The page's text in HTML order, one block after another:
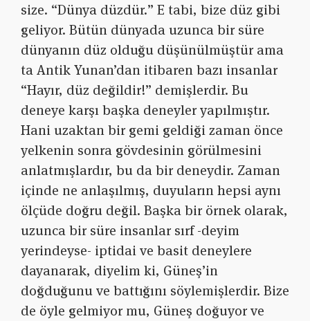
size. “Dünya düzdür.” E tabi, bize düz gibi
geliyor. Bütün dünyada uzunca bir süre
dünyanın düz olduğu düşünülmüştür ama
ta Antik Yunan’dan itibaren bazı insanlar
“Hayır, düz değildir!” demişlerdir. Bu
deneye karşı başka deneyler yapılmıştır.
Hani uzaktan bir gemi geldiği zaman önce
yelkenin sonra gövdesinin görülmesini
anlatmışlardır, bu da bir deneydir. Zaman
içinde ne anlaşılmış, duyuların hepsi aynı
ölçüde doğru değil. Başka bir örnek olarak,
uzunca bir süre insanlar sırf -deyim
yerindeyse- iptidai ve basit deneylere
dayanarak, diyelim ki, Güneş’in
doğduğunu ve battığını söylemişlerdir. Bize
de öyle gelmiyor mu, Güneş doğuyor ve